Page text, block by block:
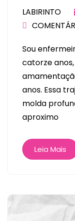
LABIRINTO
Sou
catorze
anos. Essa
molda
aproximo
Leia Mais